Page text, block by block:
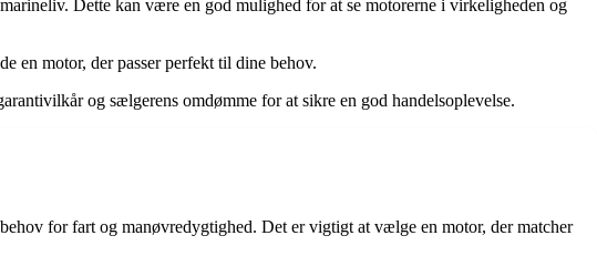
Dette kan være en god mulighed for at se motorerne i virkeligheden og
en motor, der passer perfekt til dine behov.
og sælgerens omdømme for at sikre en god handelsoplevelse.
for fart og manøvredygtighed. Det er vigtigt at vælge en motor, der matcher